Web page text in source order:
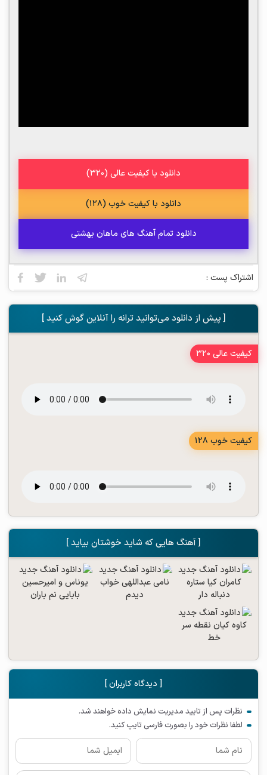
دانلود با کیفیت عالی (320)
دانلود با کیفیت خوب (128)
دانلود تمام آهنگ های ماهان بهشتی
اشتراک پست :
[ پیش از دانلود می‌توانید ترانه را آنلاین گوش کنید ]
کیفیت عالی 320
کیفیت خوب 128
[ آهنگ هایی که شاید خوشتان بیاید ]
[ دیدگاه کاربران ]
نظرات پس از تایید مدیریت نمایش داده خواهند شد.
لطفا نظرات خود را بصورت فارسی تایپ کنید.